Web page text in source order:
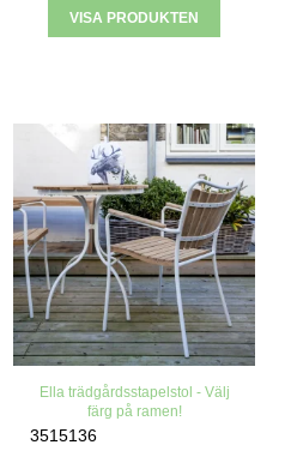
VISA PRODUKTEN
Ella trädgårdsstapelstol - Välj
färg på ramen!
3515136